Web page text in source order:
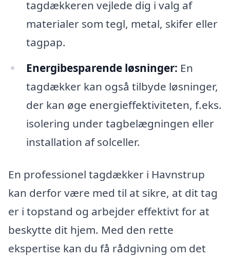
tagdækkeren vejlede dig i valg af
materialer som tegl, metal, skifer eller
tagpap.
Energibesparende løsninger: En
tagdækker kan også tilbyde løsninger,
der kan øge energieffektiviteten, f.eks.
isolering under tagbelægningen eller
installation af solceller.
En professionel tagdækker i Havnstrup
kan derfor være med til at sikre, at dit tag
er i topstand og arbejder effektivt for at
beskytte dit hjem. Med den rette
ekspertise kan du få rådgivning om det